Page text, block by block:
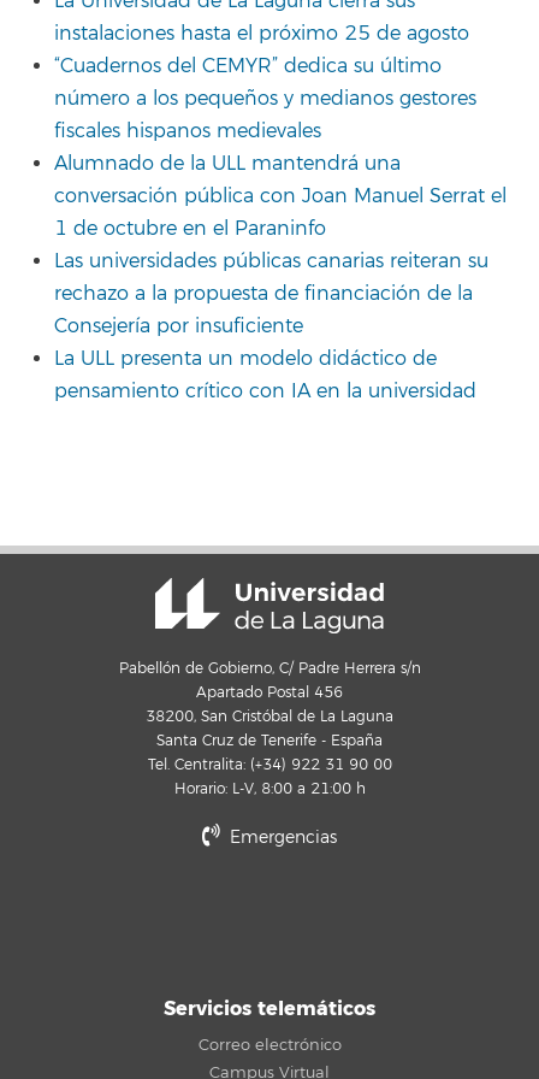
instalaciones hasta el próximo 25 de agosto
“Cuadernos del CEMYR” dedica su último
número a los pequeños y medianos gestores
fiscales hispanos medievales
Alumnado de la ULL mantendrá una
conversación pública con Joan Manuel Serrat el
1 de octubre en el Paraninfo
Las universidades públicas canarias reiteran su
rechazo a la propuesta de financiación de la
Consejería por insuficiente
La ULL presenta un modelo didáctico de
pensamiento crítico con IA en la universidad
Pabellón de Gobierno, C/ Padre Herrera s/n
Apartado Postal 456
38200, San Cristóbal de La Laguna
Santa Cruz de Tenerife - España
Tel. Centralita: (+34) 922 31 90 00
Horario: L-V, 8:00 a 21:00 h
Emergencias
Servicios telemáticos
Correo electrónico
Campus Virtual